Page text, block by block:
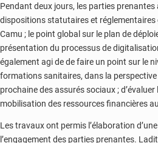
Pendant deux jours, les parties
dispositions statutaires et réglementaires
Camu ; le point global sur le plan de
présentation du processus de
également agi de de faire un point sur le
formations sanitaires, dans la
prochaine des assurés sociaux ;
mobilisation des ressources financières
Les travaux ont permis l’élaboration
l’engagement des parties prenantes.